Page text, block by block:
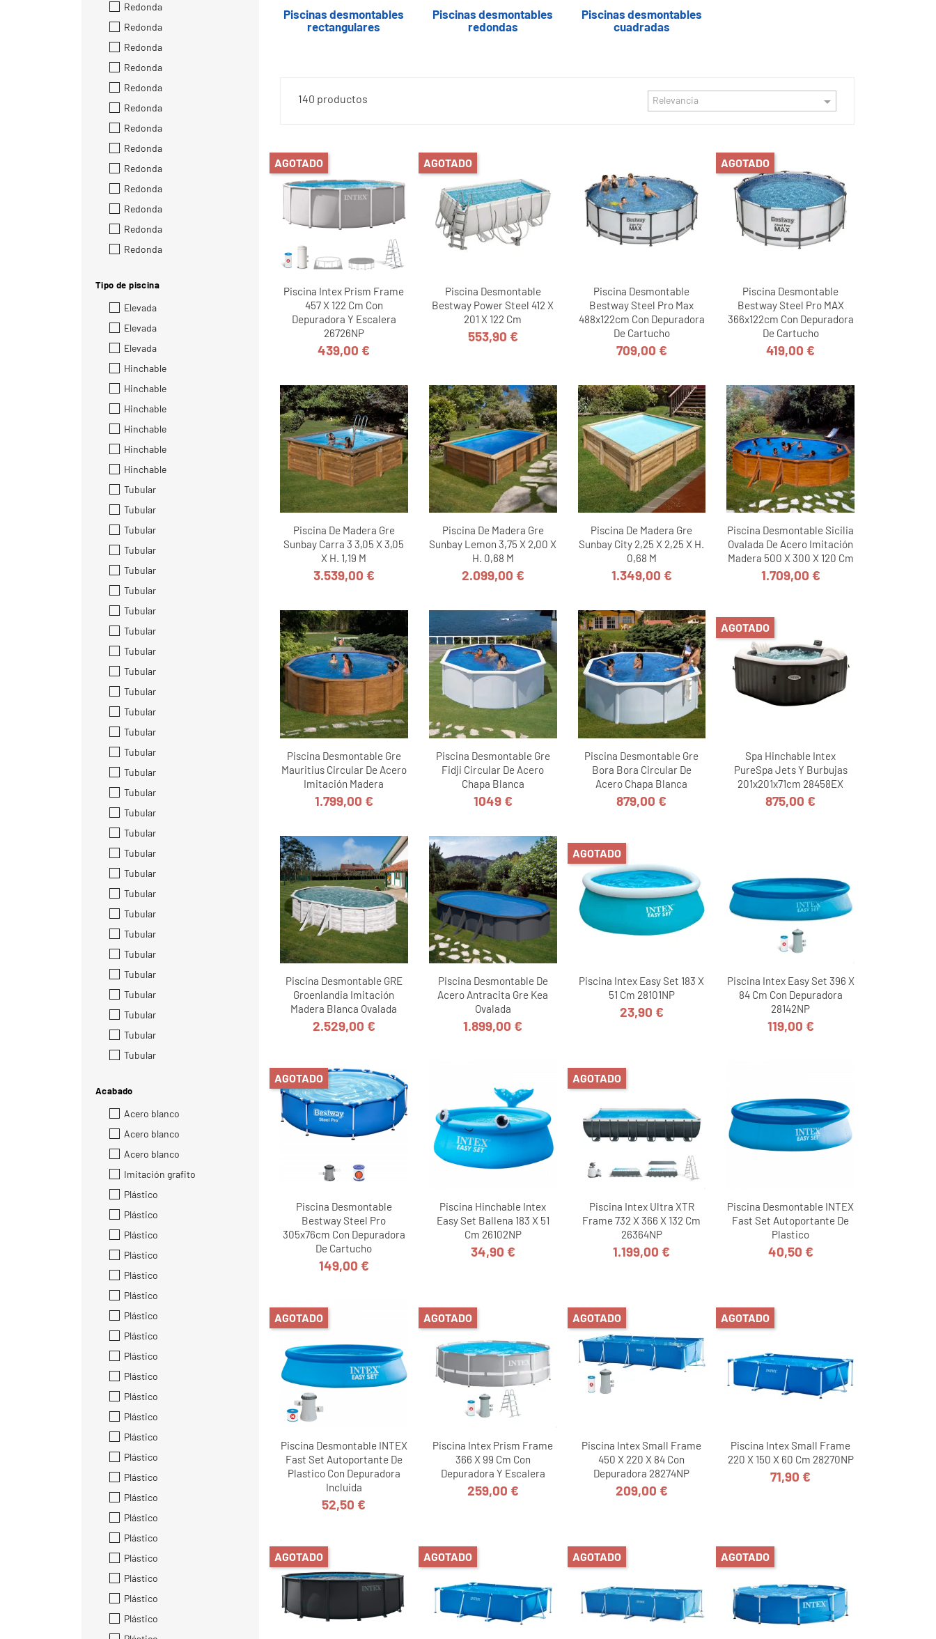
Redonda
Redonda
Redonda
Redonda
Redonda
Redonda
Redonda
Redonda
Redonda
Redonda
Redonda
Redonda
Redonda
Tipo de piscina
Elevada
Elevada
Elevada
Hinchable
Hinchable
Hinchable
Hinchable
Hinchable
Hinchable
Tubular
Tubular
Tubular
Tubular
Tubular
Tubular
Tubular
Tubular
Tubular
Tubular
Tubular
Tubular
Tubular
Tubular
Tubular
Tubular
Tubular
Tubular
Tubular
Tubular
Tubular
Tubular
Tubular
Tubular
Tubular
Tubular
Tubular
Tubular
Tubular
Acabado
Acero blanco
Acero blanco
Acero blanco
Imitación grafito
Plástico
Plástico
Plástico
Plástico
Plástico
Plástico
Plástico
Plástico
Plástico
Plástico
Plástico
Plástico
Plástico
Plástico
Plástico
Plástico
Plástico
Plástico
Plástico
Plástico
Plástico
Plástico
Piscinas desmontables
rectangulares
Piscinas desmontables
redondas
Piscinas desmontables
cuadradas
140 productos Relevancia 
Piscina Intex Prism Frame
457 X 122 Cm Con
Depuradora Y Escalera
26726NP
Precio
439,00 €
AGOTADO
Piscina Desmontable
Bestway Power Steel 412 X
201 X 122 Cm
Precio
553,90 €
AGOTADO
Piscina Desmontable
Bestway Steel Pro Max
488x122cm Con Depuradora
De Cartucho
Precio
709,00 €
Piscina Desmontable
Bestway Steel Pro MAX
366x122cm Con Depuradora
De Cartucho
Precio
419,00 €
AGOTADO
Piscina De Madera Gre
Sunbay Carra 3 3,05 X 3,05
X H. 1,19 M
Precio
3.539,00 €
Piscina De Madera Gre
Sunbay Lemon 3,75 X 2,00 X
H. 0,68 M
Precio
2.099,00 €
Piscina De Madera Gre
Sunbay City 2,25 X 2,25 X H.
0,68 M
Precio
1.349,00 €
Piscina Desmontable Sicilia
Ovalada De Acero Imitación
Madera 500 X 300 X 120 Cm
Precio
1.709,00 €
Piscina Desmontable Gre
Mauritius Circular De Acero
Imitación Madera
Precio
1.799,00 €
Piscina Desmontable Gre
Fidji Circular De Acero
Chapa Blanca
Precio
1049 €
Piscina Desmontable Gre
Bora Bora Circular De
Acero Chapa Blanca
Precio
879,00 €
Spa Hinchable Intex
PureSpa Jets Y Burbujas
201x201x71cm 28458EX
Precio
875,00 €
AGOTADO
Piscina Desmontable GRE
Groenlandia Imitación
Madera Blanca Ovalada
Precio
2.529,00 €
Piscina Desmontable De
Acero Antracita Gre Kea
Ovalada
Precio
1.899,00 €
Piscina Intex Easy Set 183 X
51 Cm 28101NP
Precio
23,90 €
AGOTADO
Piscina Intex Easy Set 396 X
84 Cm Con Depuradora
28142NP
Precio
119,00 €
Piscina Desmontable
Bestway Steel Pro
305x76cm Con Depuradora
De Cartucho
Precio
149,00 €
AGOTADO
Piscina Hinchable Intex
Easy Set Ballena 183 X 51
Cm 26102NP
Precio
34,90 €
Piscina Intex Ultra XTR
Frame 732 X 366 X 132 Cm
26364NP
Precio
1.199,00 €
AGOTADO
Piscina Desmontable INTEX
Fast Set Autoportante De
Plastico
Precio
40,50 €
Piscina Desmontable INTEX
Fast Set Autoportante De
Plastico Con Depuradora
Incluida
Precio
52,50 €
AGOTADO
Piscina Intex Prism Frame
366 X 99 Cm Con
Depuradora Y Escalera
Precio
259,00 €
AGOTADO
Piscina Intex Small Frame
450 X 220 X 84 Con
Depuradora 28274NP
Precio
209,00 €
AGOTADO
Piscina Intex Small Frame
220 X 150 X 60 Cm 28270NP
Precio
71,90 €
AGOTADO
AGOTADO AGOTADO AGOTADO AGOTADO